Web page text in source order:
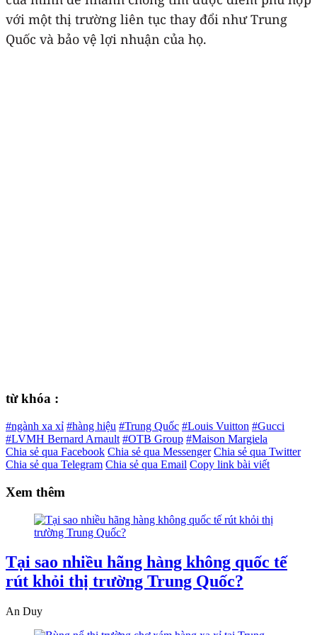
với một thị trường liên tục thay đổi như Trung
Quốc và bảo vệ lợi nhuận của họ.
từ khóa :
#ngành xa xỉ #hàng hiệu #Trung Quốc #Louis Vuitton #Gucci
#LVMH Bernard Arnault #OTB Group #Maison Margiela
Chia sẻ qua Facebook Chia sẻ qua Messenger Chia sẻ qua Twitter
Chia sẻ qua Telegram Chia sẻ qua Email Copy link bài viết
Xem thêm
Tại sao nhiều hãng hàng không quốc tế
rút khỏi thị trường Trung Quốc?
An Duy